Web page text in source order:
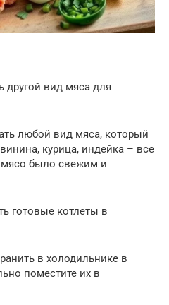
другой вид мяса для
любой вид мяса, который
курица, индейка – все
мясо было свежим и
готовые котлеты в
в холодильнике в
поместите их в